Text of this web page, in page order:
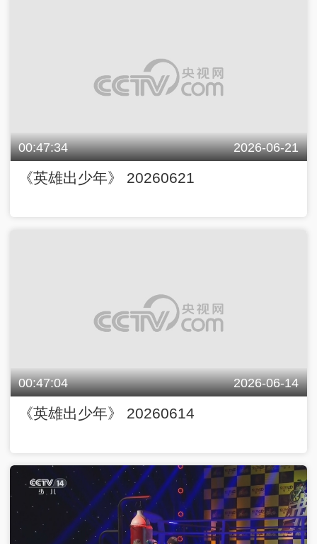
00:47:34 2026-06-21
《英雄出少年》 20260621
00:47:04 2026-06-14
《英雄出少年》 20260614